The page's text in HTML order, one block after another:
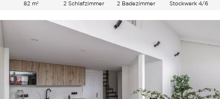
82 m² 2 Schlafzimmer 2 Badezimmer Stockwerk 4/6